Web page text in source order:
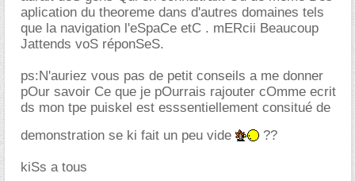
aplication du theoreme dans d'autres domaines tels
que la navigation l'eSpaCe etC . mERcii Beaucoup
Jattends voS réponSeS.
ps:N'auriez vous pas de petit conseils a me donner
pOur savoir Ce que je pOurrais rajouter cOmme ecrit
ds mon tpe puiskel est esssentiellement consitué de
demonstration se ki fait un peu vide
??
kiSs a tous